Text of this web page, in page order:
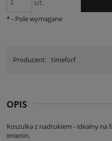
szt.
*- Pole wymagane
Producent: timeforf
OPIS
Koszulka z nadrukiem - idealny na
imienin.